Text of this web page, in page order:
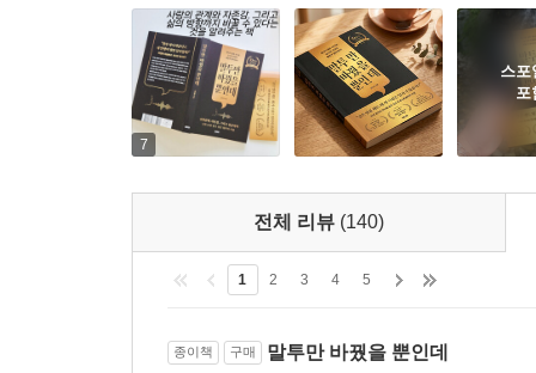
7
스포
포
전체 리뷰 (140)
1 2 3 4 5
종이책 구매 말투만 바꿨을 뿐인데